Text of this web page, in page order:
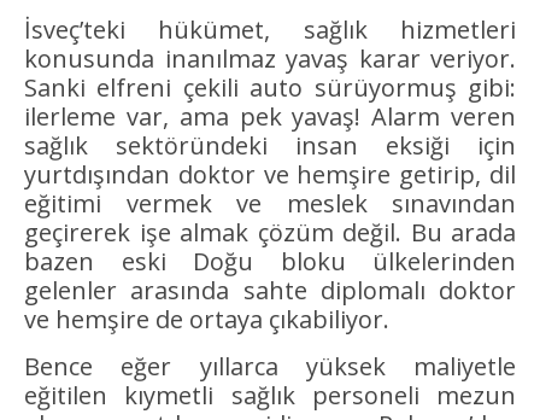
İsveç’teki hükümet, sağlık hizmetleri
konusunda inanılmaz yavaş karar veriyor.
Sanki elfreni çekili auto sürüyormuş gibi:
ilerleme var, ama pek yavaş! Alarm veren
sağlık sektöründeki insan eksiği için
yurtdışından doktor ve hemşire getirip, dil
eğitimi vermek ve meslek sınavından
geçirerek işe almak çözüm değil. Bu arada
bazen eski Doğu bloku ülkelerinden
gelenler arasında sahte diplomalı doktor
ve hemşire de ortaya çıkabiliyor.
Bence eğer yıllarca yüksek maliyetle
eğitilen kıymetli sağlık personeli mezun